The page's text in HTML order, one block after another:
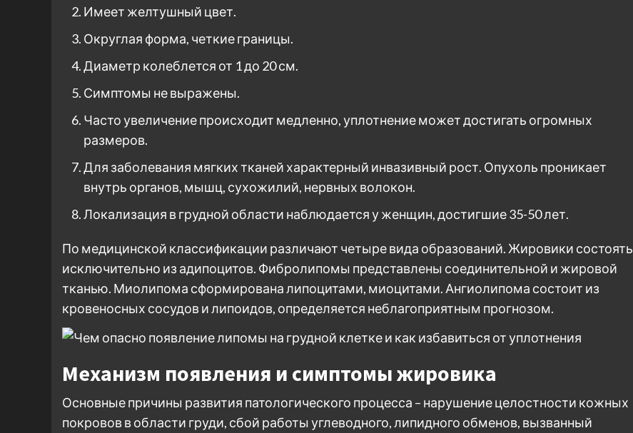
Имеет желтушный цвет.
Округлая форма, четкие границы.
Диаметр колеблется от 1 до 20 см.
Симптомы не выражены.
Часто увеличение происходит медленно, уплотнение может достигать огромных
размеров.
Для заболевания мягких тканей характерный инвазивный рост. Опухоль проникает
внутрь органов, мышц, сухожилий, нервных волокон.
Локализация в грудной области наблюдается у женщин, достигшие 35-50 лет.
По медицинской классификации различают четыре вида образований. Жировики состоять
исключительно из адипоцитов. Фибролипомы представлены соединительной и жировой
тканью. Миолипома сформирована липоцитами, миоцитами. Ангиолипома состоит из
кровеносных сосудов и липоидов, определяется неблагоприятным прогнозом.
Механизм появления и симптомы жировика
Основные причины развития патологического процесса – нарушение целостности кожных
покровов в области груди, сбой работы углеводного, липидного обменов, вызванный